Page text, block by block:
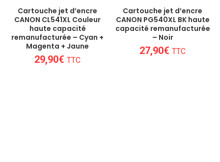
Cartouche jet d’encre
CANON CL541XL Couleur
haute capacité
remanufacturée – Cyan +
Magenta + Jaune
29,90€ TTC
Cartouche jet d’encre
CANON PG540XL BK haute
capacité remanufacturée
– Noir
27,90€ TTC